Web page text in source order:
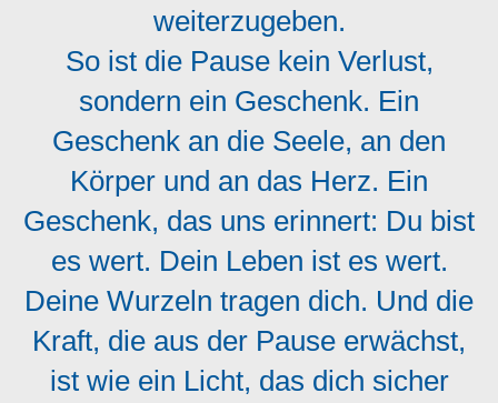
weiterzugeben.
So ist die Pause kein Verlust,
sondern ein Geschenk. Ein
Geschenk an die Seele, an den
Körper und an das Herz. Ein
Geschenk, das uns erinnert: Du bist
es wert. Dein Leben ist es wert.
Deine Wurzeln tragen dich. Und die
Kraft, die aus der Pause erwächst,
ist wie ein Licht, das dich sicher